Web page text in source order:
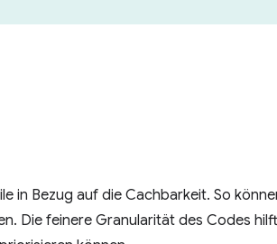
in Bezug auf die Cachbarkeit. So
Die feinere Granularität des Codes